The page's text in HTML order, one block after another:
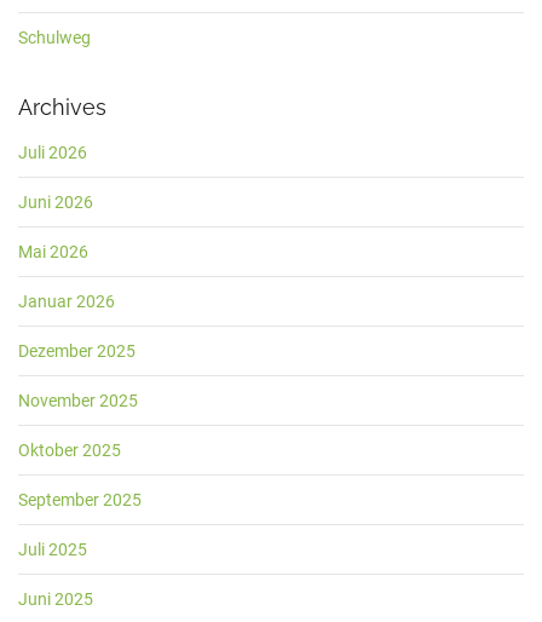
Schulweg
Archives
Juli 2026
Juni 2026
Mai 2026
Januar 2026
Dezember 2025
November 2025
Oktober 2025
September 2025
Juli 2025
Juni 2025